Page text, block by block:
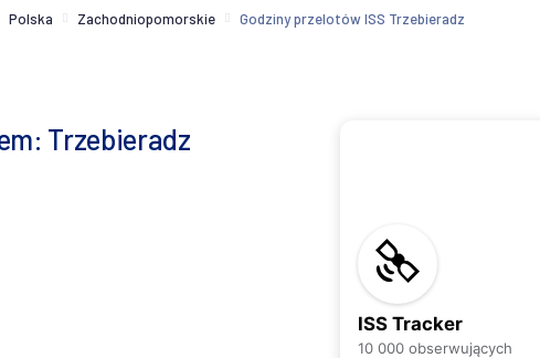
Polska Zachodniopomorskie Godziny przelotów ISS Trzebieradz
Trzebieradz
ISS Tracker
10 000 obserwujących